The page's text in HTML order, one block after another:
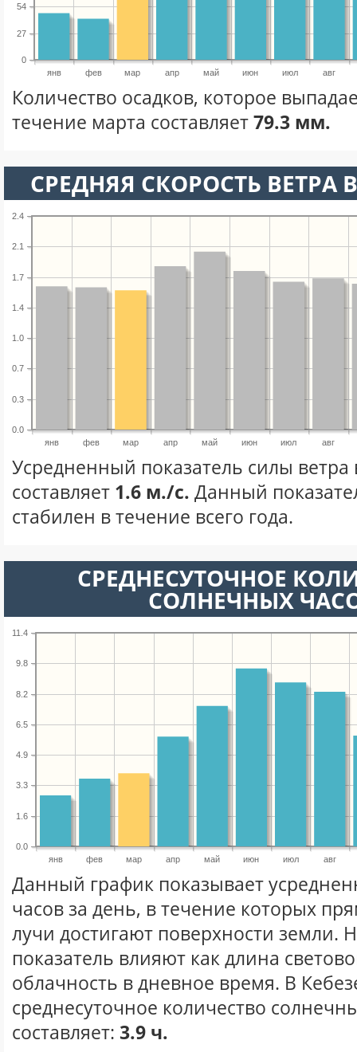
янв фев мар апр май июн июл авг
0
27
54
Количество осадков, которое
течение марта составляет79.3 мм.
СРЕДНЯЯ СКОРОСТЬ ВЕТРА
янв фев мар апр май июн июл авг
0.0
0.3
0.7
1.0
1.4
1.7
2.1
2.4
Усредненный показатель силы ветра
составляет 1.6 м./с. Данный
стабилен в течение всего года.
СРЕДНЕСУТОЧНОЕ
СОЛНЕЧНЫХ
янв фев мар апр май июн июл авг
0.0
1.6
3.3
4.9
6.5
8.2
9.8
11.4
Данный график показывает
часов за день, в течение которых
лучи достигают поверхности земли.
показатель влияют как длина
облачность в дневное время. В
среднесуточное количество
составляет: 3.9 ч.